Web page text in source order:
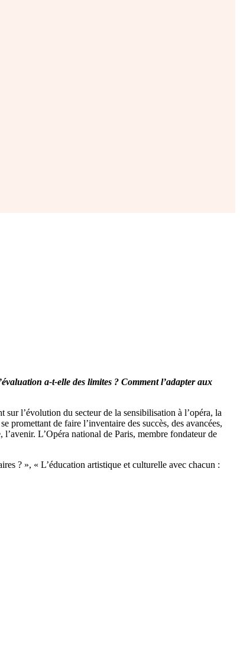
a-t-elle des limites ? Comment l’adapter aux
l’évolution du secteur de la sensibilisation à l’opéra, la
promettant de faire l’inventaire des succès, des avancées,
L’Opéra national de Paris, membre fondateur de
? », « L’éducation artistique et culturelle avec chacun :